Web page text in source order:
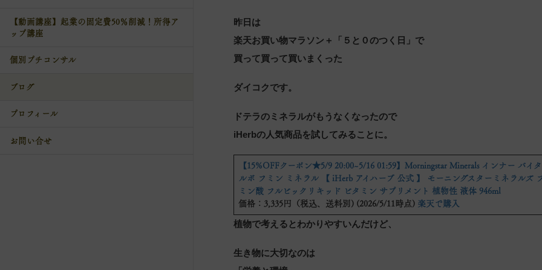
【動画講座】起業の固定費50％削減！所得ア
ップ講座
個別プチコンサル
ブログ
プロフィール
お問い合せ
昨日は
楽天お買い物マラソン＋「５と０のつく日」で
買って買って買いまくった
ダイコクです。
ドテラのミネラルがもうなくなったので
iHerbの人気商品を試してみることに。
【15%OFFクーポン★5/9 20:00~5/16 01:59】Morningstar Minerals インナー バイ
ルボ フミン ミネラル 【 iHerb アイハーブ 公式 】 モーニングスターミネラルズ
ミン酸 フルビックリキッド ビタミン サプリメント 植物性 液体 946ml
価格：3,335円（税込、送料別) (2026/5/11時点) 楽天で購入
植物で考えるとわかりやすいんだけど、
生き物に大切なのは